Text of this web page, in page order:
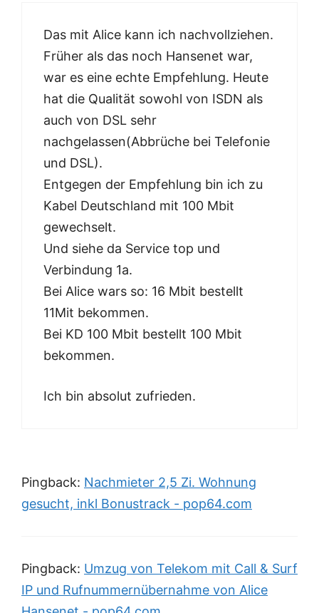
Das mit Alice kann ich nachvollziehen.
Früher als das noch Hansenet war,
war es eine echte Empfehlung. Heute
hat die Qualität sowohl von ISDN als
auch von DSL sehr
nachgelassen(Abbrüche bei Telefonie
und DSL).
Entgegen der Empfehlung bin ich zu
Kabel Deutschland mit 100 Mbit
gewechselt.
Und siehe da Service top und
Verbindung 1a.
Bei Alice wars so: 16 Mbit bestellt
11Mit bekommen.
Bei KD 100 Mbit bestellt 100 Mbit
bekommen.
Ich bin absolut zufrieden.
Pingback: Nachmieter 2,5 Zi. Wohnung
gesucht, inkl Bonustrack - pop64.com
Pingback: Umzug von Telekom mit Call & Surf
IP und Rufnummernübernahme von Alice